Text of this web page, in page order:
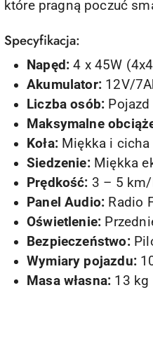
które pragną poczuć
Specyfikacja:
Napęd: 4 x 45W
Akumulator: 12V/
Liczba osób:
Maksymalne
Koła:Miękka i cicha
Siedzenie:Miękka
Prędkość: 3 – 5
Panel Audio: Radio
Oświetlenie:
Bezpieczeństwo:
Wymiary pojazdu:
Masa własna: 13 kg